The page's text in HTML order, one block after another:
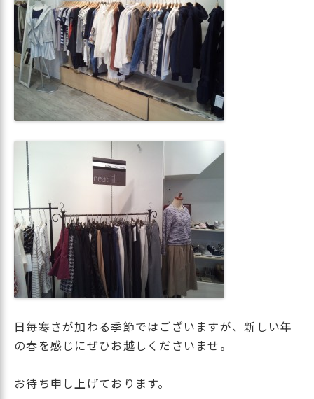
日毎寒さが加わる季節ではございますが、新しい年
の春を感じにぜひお越しくださいませ。
お待ち申し上げております。